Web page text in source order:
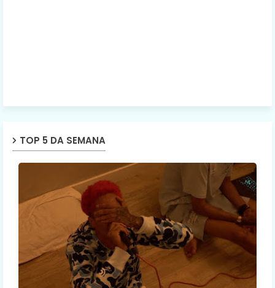
TOP 5 DA SEMANA